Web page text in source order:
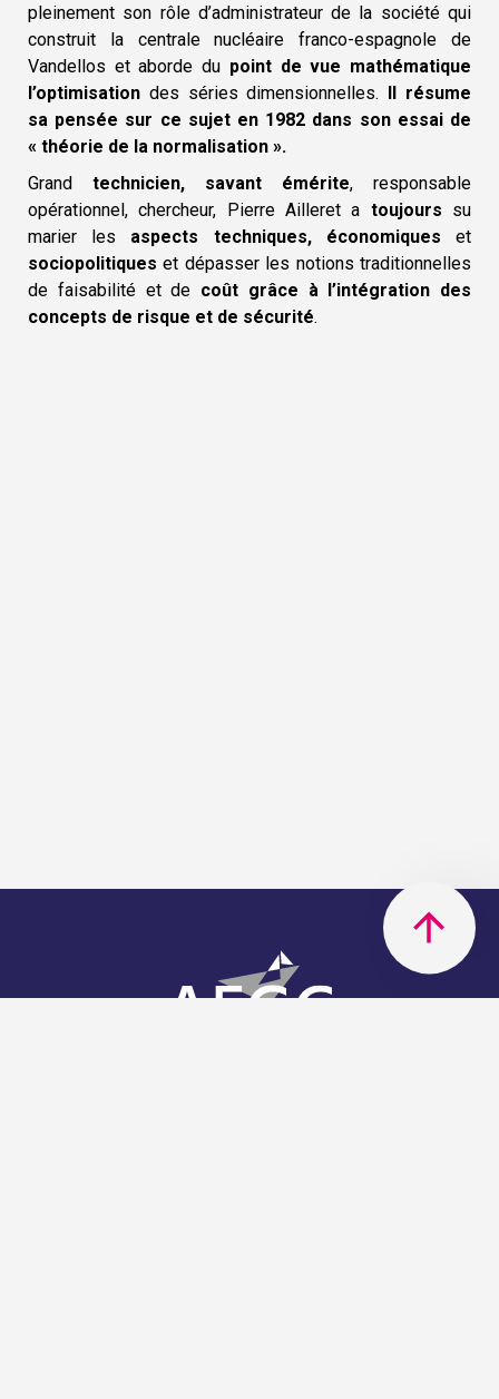
pleinement son rôle d’administrateur de la société qui
construit la centrale nucléaire franco-espagnole de
Vandellos et aborde du point de vue mathématique
l’optimisation des séries dimensionnelles. Il résume
sa pensée sur ce sujet en 1982 dans son essai de
« théorie de la normalisation ».
Grand technicien, savant émérite, responsable
opérationnel, chercheur, Pierre Ailleret a toujours su
marier les aspects techniques, économiques et
sociopolitiqueset dépasser les notions traditionnelles
de faisabilité et de coût grâce à l’intégration des
concepts de risque et de sécurité.